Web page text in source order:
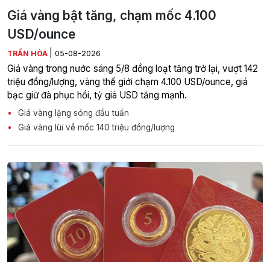
Giá vàng bật tăng, chạm mốc 4.100
USD/ounce
TRẦN HÒA 05-08-2026
Giá vàng trong nước sáng 5/8 đồng loạt tăng trở lại, vượt 142
triệu đồng/lượng, vàng thế giới chạm 4.100 USD/ounce, giá
bạc giữ đà phục hồi, tỷ giá USD tăng mạnh.
Giá vàng lặng sóng đầu tuần
Giá vàng lùi về mốc 140 triệu đồng/lượng